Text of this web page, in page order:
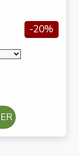
-20%